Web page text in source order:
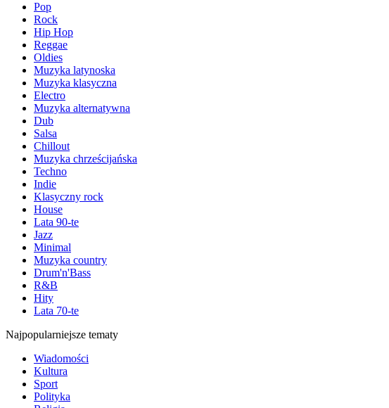
Pop
Rock
Hip Hop
Reggae
Oldies
Muzyka latynoska
Muzyka klasyczna
Electro
Muzyka alternatywna
Dub
Salsa
Chillout
Muzyka chrześcijańska
Techno
Indie
Klasyczny rock
House
Lata 90-te
Jazz
Minimal
Muzyka country
Drum'n'Bass
R&B
Hity
Lata 70-te
Najpopularniejsze tematy
Wiadomości
Kultura
Sport
Polityka